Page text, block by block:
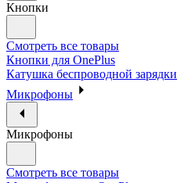
Кнопки
Смотреть все товары
Кнопки для OnePlus
Катушка беспроводной зарядки
Микрофоны
Микрофоны
Смотреть все товары